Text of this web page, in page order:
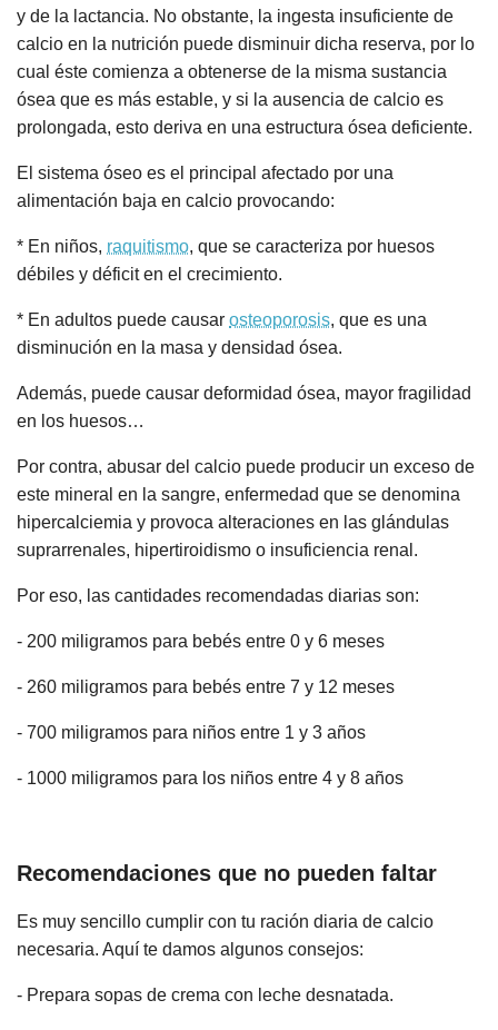
y de la lactancia. No obstante, la ingesta insuficiente de
calcio en la nutrición puede disminuir dicha reserva, por lo
cual éste comienza a obtenerse de la misma sustancia
ósea que es más estable, y si la ausencia de calcio es
prolongada, esto deriva en una estructura ósea deficiente.
El sistema óseo es el principal afectado por una
alimentación baja en calcio provocando:
* En niños, raquitismo, que se caracteriza por huesos
débiles y déficit en el crecimiento.
* En adultos puede causar osteoporosis, que es una
disminución en la masa y densidad ósea.
Además, puede causar deformidad ósea, mayor fragilidad
en los huesos…
Por contra, abusar del calcio puede producir un exceso de
este mineral en la sangre, enfermedad que se denomina
hipercalciemia y provoca alteraciones en las glándulas
suprarrenales, hipertiroidismo o insuficiencia renal.
Por eso, las cantidades recomendadas diarias son:
- 200 miligramos para bebés entre 0 y 6 meses
- 260 miligramos para bebés entre 7 y 12 meses
- 700 miligramos para niños entre 1 y 3 años
- 1000 miligramos para los niños entre 4 y 8 años
Recomendaciones que no pueden faltar
Es muy sencillo cumplir con tu ración diaria de calcio
necesaria. Aquí te damos algunos consejos:
- Prepara sopas de crema con leche desnatada.